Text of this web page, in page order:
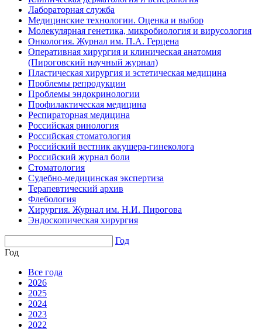
Лабораторная служба
Медицинские технологии. Оценка и выбор
Молекулярная генетика, микробиология и вирусология
Онкология. Журнал им. П.А. Герцена
Оперативная хирургия и клиническая анатомия
(Пироговский научный журнал)
Пластическая хирургия и эстетическая медицина
Проблемы репродукции
Проблемы эндокринологии
Профилактическая медицина
Респираторная медицина
Российская ринология
Российская стоматология
Российский вестник акушера-гинеколога
Российский журнал боли
Стоматология
Судебно-медицинская экспертиза
Терапевтический архив
Флебология
Хирургия. Журнал им. Н.И. Пирогова
Эндоскопическая хирургия
Год
Год
Все года
2026
2025
2024
2023
2022